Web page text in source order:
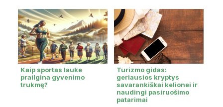
Kaip sportas lauke
prailgina gyvenimo
trukmę?
Turizmo gidas:
geriausios kryptys
savarankiškai kelionei ir
naudingi pasiruošimo
patarimai